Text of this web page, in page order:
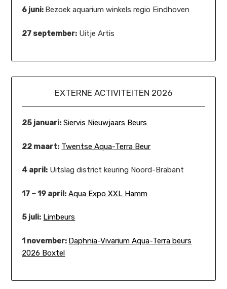
6 juni: Bezoek aquarium winkels regio Eindhoven
27 september: Uitje Artis
EXTERNE ACTIVITEITEN 2026
25 januari: Siervis Nieuwjaars Beurs
22 maart: Twentse Aqua-Terra Beur
4 april: Uitslag district keuring Noord-Brabant
17 – 19 april: Aqua Expo XXL Hamm
5 juli: Limbeurs
1 november: Daphnia-Vivarium Aqua-Terra beurs
2026 Boxtel